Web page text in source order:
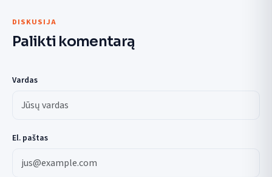
DISKUSIJA
Palikti komentarą
Vardas
El. paštas